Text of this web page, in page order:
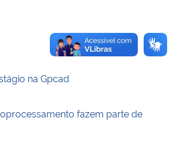
na Gpcad
fazem parte de